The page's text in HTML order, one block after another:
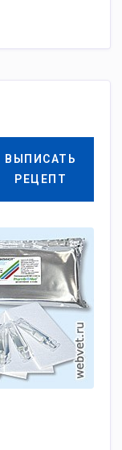
ВЫПИСАТЬ
РЕЦЕПТ